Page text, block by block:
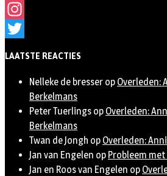
Facebook
Instagram
LAATSTE REACTIES
Nelleke de bresser op Overleden:
Berkelmans
Peter Tuerlings op Overleden:
Berkelmans
Twan de Jongh op Overleden:
Jan van Engelen op Probleem
Jan en Roos van Engelen op